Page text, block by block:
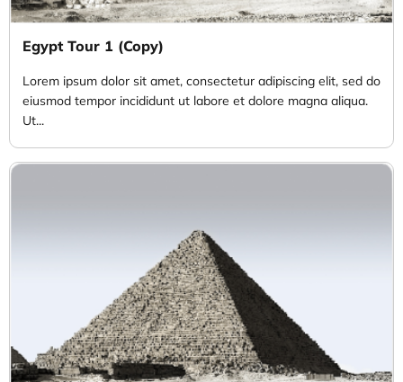
Egypt Tour 1 (Copy)
Lorem ipsum dolor sit amet, consectetur adipiscing elit, sed do
eiusmod tempor incididunt ut labore et dolore magna aliqua.
Ut...